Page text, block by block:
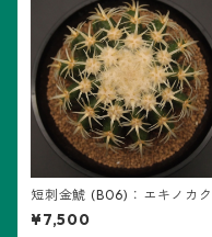
短刺金鯱 (B06)：エキノカク
タス属 ※実生
¥7,500